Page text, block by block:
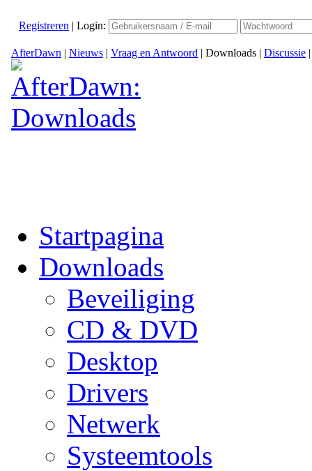
Registreren | Login:
AfterDawn | Nieuws | Vraag en Antwoord | Downloads | Discussie
Startpagina
Downloads
Beveiliging
CD & DVD
Desktop
Drivers
Netwerk
Systeemtools